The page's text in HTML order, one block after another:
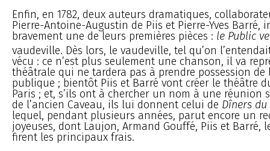
Enfin, en 1782, deux auteurs dramatiques,
Pierre-Antoine-Augustin de Piis et Pierre-Yves Barré,
bravement une de leurs premières pièces : le Public
vaudeville. Dès lors, le vaudeville, tel qu’on
vécu : ce n’est plus seulement une chanson, il va
théâtrale qui ne tardera pas à prendre possession de
publique ; bientôt Piis et Barré vont créer le théâtre
Paris ; et, s’ils ont à chercher un nom à une réunion
de l’ancien Caveau, ils lui donnent celui de Dîners
lequel, pendant plusieurs années, parut encore un
joyeuses, dont Laujon, Armand Gouffé, Piis et Barré,
firent les principaux frais.